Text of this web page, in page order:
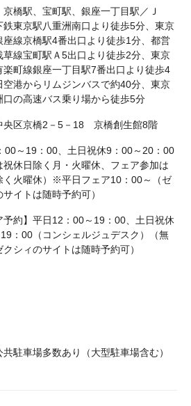
京橋駅、宝町駅、銀座一丁目駅／Ｊ
鉄東京駅八重洲南口より徒歩5分、東京
座線京橋駅4番出口より徒歩1分、都営
草線宝町駅Ａ5出口より徒歩2分、東京
楽町線銀座一丁目駅7番出口より徒歩4
空港からリムジンバスで約40分、東京
口の高速バス乗り場から徒歩5分
央区京橋2－5－18 京橋創生館8階
00～19：00、土日祝休9：00～20：00
祝休日除く月・火曜休、フェア参加は
く火曜休）※平日フェア10：00～（ゼ
イトは随時予約可）
予約】平日12：00～19：00、土日祝休
：00（コンシェルジュデスク）（無
シィのサイトは随時予約可）
駐車場多数あり（大型駐車場含む）